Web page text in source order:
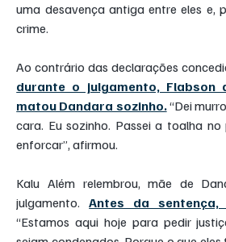
uma desavença antiga entre eles e,
crime.
durante o julgamento, Flabson
matou Dandara sozinho. “Dei
cara. Eu sozinho. Passei a toalha
enforcar”, afirmou.
Kalu Além relembrou, mãe de
julgamento. Antes da
“Estamos aqui hoje para pedir